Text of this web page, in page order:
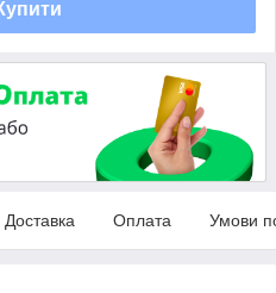
Доставка Оплата Умови